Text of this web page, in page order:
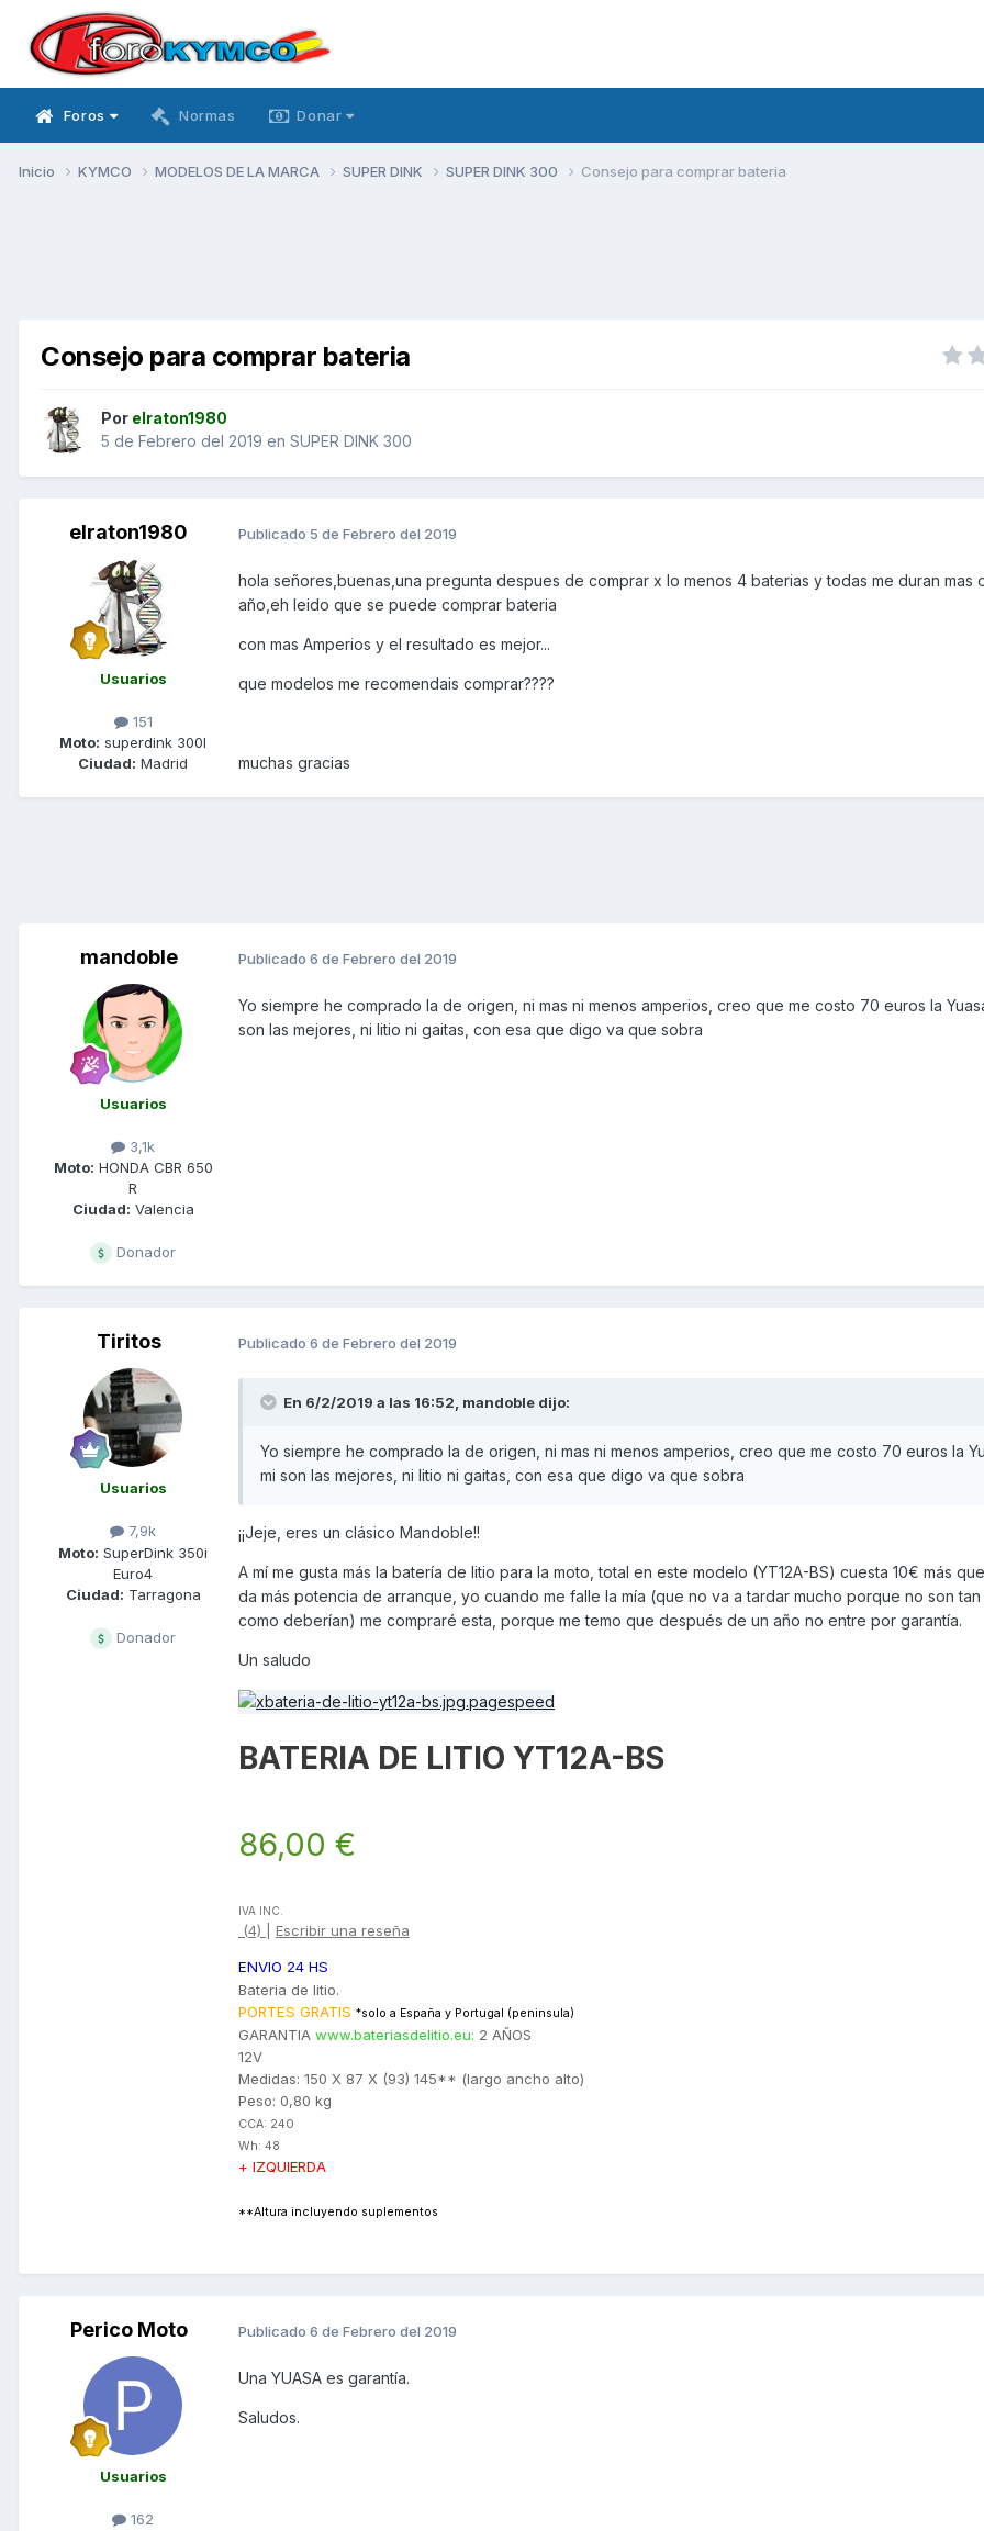
Foros Normas Donar
Inicio KYMCO MODELOS DE LA MARCA SUPER DINK SUPER DINK 300 Consejo para comprar bateria
Consejo para comprar bateria
Por elraton1980
5 de Febrero del 2019 en SUPER DINK 300
elraton1980
Usuarios
151
Moto: superdink 300I
Ciudad: Madrid
Publicado 5 de Febrero del 2019
hola señores,buenas,una pregunta despues de comprar x lo menos 4 baterias y todas me duran mas
año,eh leido que se puede comprar bateria
con mas Amperios y el resultado es mejor...
que modelos me recomendais comprar????
muchas gracias
mandoble
Usuarios
3,1k
Moto: HONDA CBR 650
R
Ciudad: Valencia
Donador
Publicado 6 de Febrero del 2019
Yo siempre he comprado la de origen, ni mas ni menos amperios, creo que me costo 70 euros la
son las mejores, ni litio ni gaitas, con esa que digo va que sobra
Tiritos
Usuarios
7,9k
Moto: SuperDink 350i
Euro4
Ciudad: Tarragona
Donador
Publicado 6 de Febrero del 2019
En 6/2/2019 a las 16:52, mandoble dijo:
Yo siempre he comprado la de origen, ni mas ni menos amperios, creo que me costo 70 euros la
mi son las mejores, ni litio ni gaitas, con esa que digo va que sobra
¡¡Jeje, eres un clásico Mandoble!!
A mí me gusta más la batería de litio para la moto, total en este modelo (YT12A-BS) cuesta 10€ más
da más potencia de arranque, yo cuando me falle la mía (que no va a tardar mucho porque no son tan
como deberían) me compraré esta, porque me temo que después de un año no entre por garantía.
Un saludo
BATERIA DE LITIO YT12A-BS
86,00 €
IVA INC.
(4) Escribir una reseña
ENVIO 24 HS
Bateria de litio.
PORTES GRATIS *solo a España y Portugal (peninsula)
GARANTIA www.bateriasdelitio.eu: 2 AÑOS
12V
Medidas: 150 X 87 X (93) 145** (largo ancho alto)
Peso: 0,80 kg
CCA: 240
Wh: 48
+ IZQUIERDA
**Altura incluyendo suplementos
Perico Moto
Usuarios
162
Publicado 6 de Febrero del 2019
Una YUASA es garantía.
Saludos.